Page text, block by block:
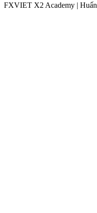
FXVIET X2 Academy | Huấn